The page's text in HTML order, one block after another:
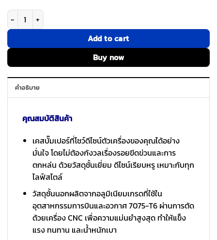
จำนวน Arc รุ่น Pulse Aluminum - เคส Galaxy S25 Ultra - สี Rose
Add to cart
Buy now
คำอธิบาย
คุณสมบัติสินค้า
เคสบั๊มเปอร์ที่โชว์ดีไซน์ตัวเครื่องของคุณได้อย่าง
มั่นใจ โดยไม่ต้องกังวลเรื่องรอยขีดข่วนและการ
ตกหล่น ด้วยวัสดุชั้นเยี่ยม ดีไซน์เรียบหรู เหมาะกับทุก
ไลฟ์สไตล์
วัสดุชั้นนอกผลิตจากอลูมิเนียมเกรดที่ใช้ใน
อุตสาหกรรมการบินและอวกาศ 7075-T6 ผ่านการตัด
ด้วยเครื่อง CNC เพื่อความแม่นยำสูงสุด ทำให้แข็ง
แรง ทนทาน และน้ำหนักเบา